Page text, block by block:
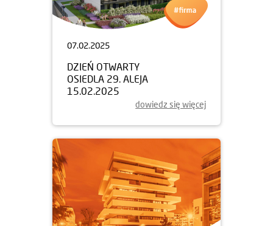
07.02.2025
DZIEŃ OTWARTY
OSIEDLA 29. ALEJA
15.02.2025
dowiedz się więcej